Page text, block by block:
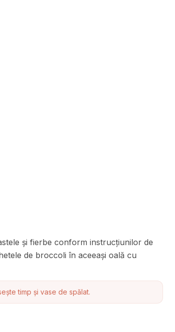
și fierbe conform instrucțiunilor de
de broccoli în aceeași oală cu
timp și vase de spălat.